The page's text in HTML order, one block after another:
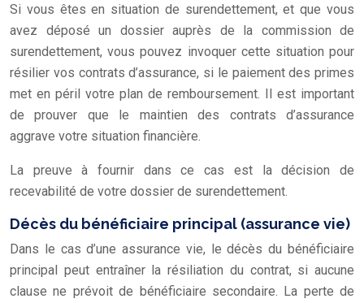
Si vous êtes en situation de surendettement, et que vous
avez déposé un dossier auprès de la commission de
surendettement, vous pouvez invoquer cette situation pour
résilier vos contrats d’assurance, si le paiement des primes
met en péril votre plan de remboursement. Il est important
de prouver que le maintien des contrats d’assurance
aggrave votre situation financière.
La preuve à fournir dans ce cas est la décision de
recevabilité de votre dossier de surendettement.
Décès du bénéficiaire principal (assurance vie)
Dans le cas d’une assurance vie, le décès du bénéficiaire
principal peut entraîner la résiliation du contrat, si aucune
clause ne prévoit de bénéficiaire secondaire. La perte de